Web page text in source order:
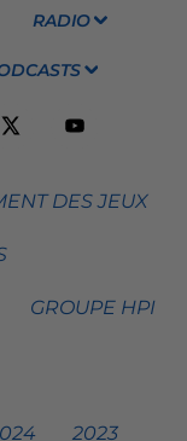
RADIO
DES JEUX
GROUPE HPI
2023